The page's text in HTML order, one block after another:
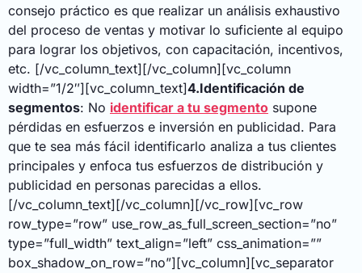
consejo práctico es que realizar un análisis exhaustivo
del proceso de ventas y motivar lo suficiente al equipo
para lograr los objetivos, con capacitación, incentivos,
etc. [/vc_column_text][/vc_column][vc_column
width=”1/2″][vc_column_text]4.Identificación de
segmentos: No identificar a tu segmento supone
pérdidas en esfuerzos e inversión en publicidad. Para
que te sea más fácil identificarlo analiza a tus clientes
principales y enfoca tus esfuerzos de distribución y
publicidad en personas parecidas a ellos.
[/vc_column_text][/vc_column][/vc_row][vc_row
row_type=”row” use_row_as_full_screen_section=”no”
type=”full_width” text_align=”left” css_animation=””
box_shadow_on_row=”no”][vc_column][vc_separator